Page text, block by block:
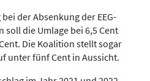
der Absenkung der EEG-
soll die Umlage bei 6,5 Cent
Die Koalition stellt sogar
unter fünf Cent in Aussicht.